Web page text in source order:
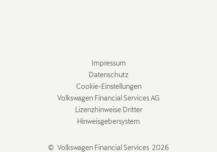
Impressum
Datenschutz
Cookie-Einstellungen
Volkswagen Financial Services AG
Lizenzhinweise Dritter
Hinweisgebersystem
© Volkswagen Financial Services 2026